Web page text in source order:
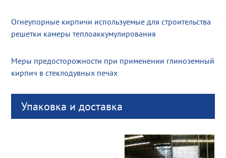
Огнеупорные кирпичи используемые для строительства
решетки камеры теплоаккумулирования
Меры предосторожности при применении глиноземный
кирпич в стеклодувных печах
Упаковка и доставка